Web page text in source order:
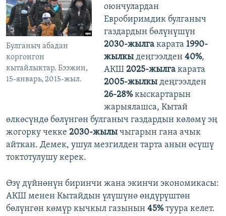
Булганыч абадан
коргонгон
кытайлыктар. Бээжин,
15-январь, 2015-жыл.
оюнчулардан
Евробиримдик булганыч
газдардын бөлүнүшүн
2030-жылга карата 1990-
жылкы деңгээлден 40%,
АКШ 2025-жылгакарата
2005-жылкы деңгээлден
26-28%кыскартарын
жарыялашса, Кытай
өлкөсүндө бөлүнгөн булганыч газдардын көлөмү эң
жогорку чекке 2030-жылы чыгарын гана ачык
айткан. Демек, ушул мезгилден тарта анын өсүшү
токтотулушу керек.
Өзү дүйнөнүн биринчи жана экинчи экономикасы:
АКШ менен Кытайдын үлүшүнө өндүрүштөн
бөлүнгөн көмүр кычкыл газынын 45%туура келет.